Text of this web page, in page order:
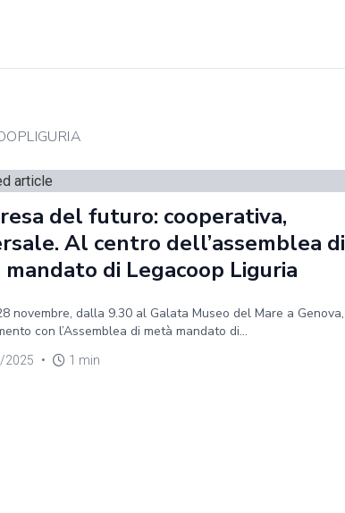
del futuro: cooperativa,
Al centro dell’assemblea di
mandato di Legacoop Liguria
novembre, dalla 9.30 al Galata Museo del Mare a Genova,
con l’Assemblea di metà mandato di...
2025 • 1 min